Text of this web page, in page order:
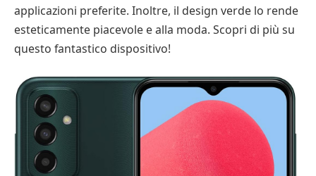
applicazioni preferite. Inoltre, il design verde lo rende
esteticamente piacevole e alla moda. Scopri di più su
questo fantastico dispositivo!